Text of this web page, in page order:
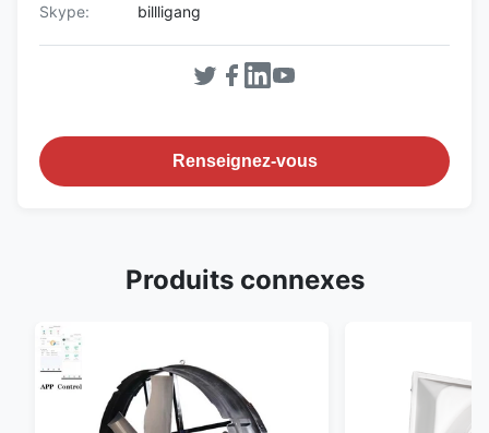
Skype:
billligang
Renseignez-vous
Produits connexes